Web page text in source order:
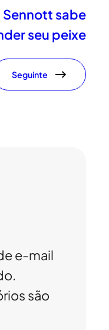
Sennott sabe
seu peixe
Seguinte
e-mail
são